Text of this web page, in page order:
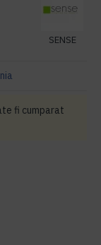
SENSE
fi cumparat